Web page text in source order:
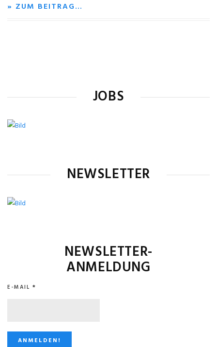
» ZUM BEITRAG…
JOBS
NEWSLETTER
NEWSLETTER-
ANMELDUNG
E-MAIL *